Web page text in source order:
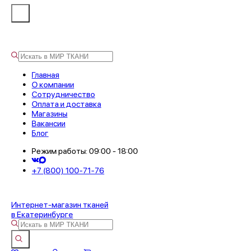
Главная
О компании
Сотрудничество
Оплата и доставка
Магазины
Вакансии
Блог
Режим работы: 09:00 - 18:00
+7 (800) 100-71-76
Интернет-магазин тканей
в Екатеринбурге